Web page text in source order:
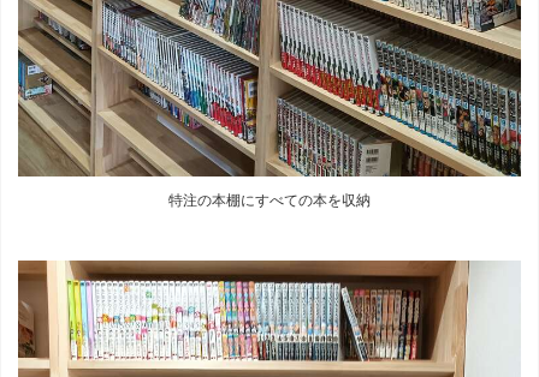
特注の本棚にすべての本を収納